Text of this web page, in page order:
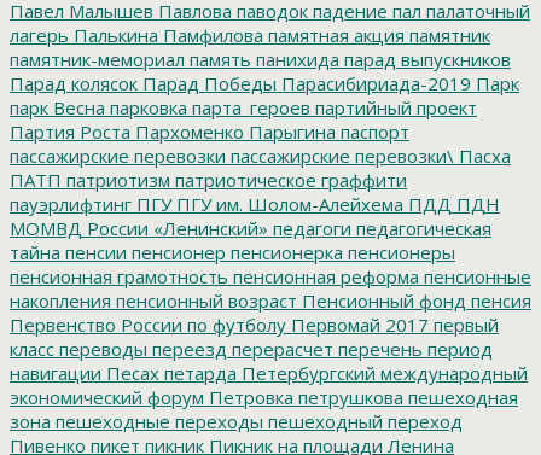
Павел Малышев Павлова паводок падение пал палаточный
лагерь Палькина Памфилова памятная акция памятник
памятник-мемориал память панихида парад выпускников
Парад колясок Парад Победы Парасибириада-2019 Парк
парк Весна парковка парта_героев партийный проект
Партия Роста Пархоменко Парыгина паспорт
пассажирские перевозки пассажирские перевозки\ Пасха
ПАТП патриотизм патриотическое граффити
пауэрлифтинг ПГУПГУ им. Шолом-Алейхема ПДД ПДН
МОМВД России «Ленинский» педагоги педагогическая
тайна пенсии пенсионер пенсионерка пенсионеры
пенсионная грамотность пенсионная реформа пенсионные
накопления пенсионный возраст Пенсионный фонд пенсия
Первенство России по футболу Первомай 2017 первый
класс переводы переезд перерасчет перечень период
навигации Песах петарда Петербургский международный
экономический форум Петровка петрушкова пешеходная
зона пешеходные переходы пешеходный переход
Пивенко пикет пикник Пикник на площади Ленина